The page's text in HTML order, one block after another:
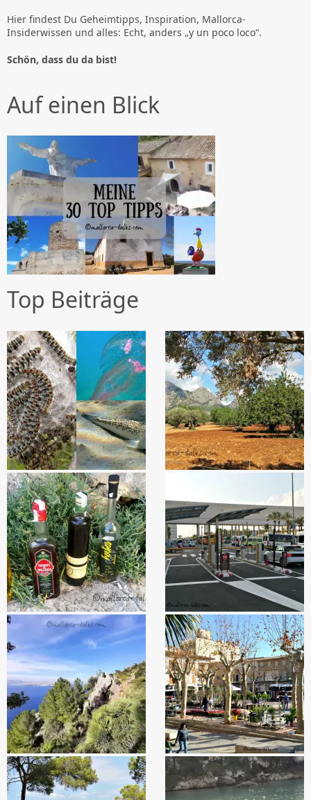
Hier findest Du Geheimtipps, Inspiration, Mallorca-
Insiderwissen und alles: Echt, anders „y un poco loco“.
Schön, dass du da bist!
Auf einen Blick
Top Beiträge